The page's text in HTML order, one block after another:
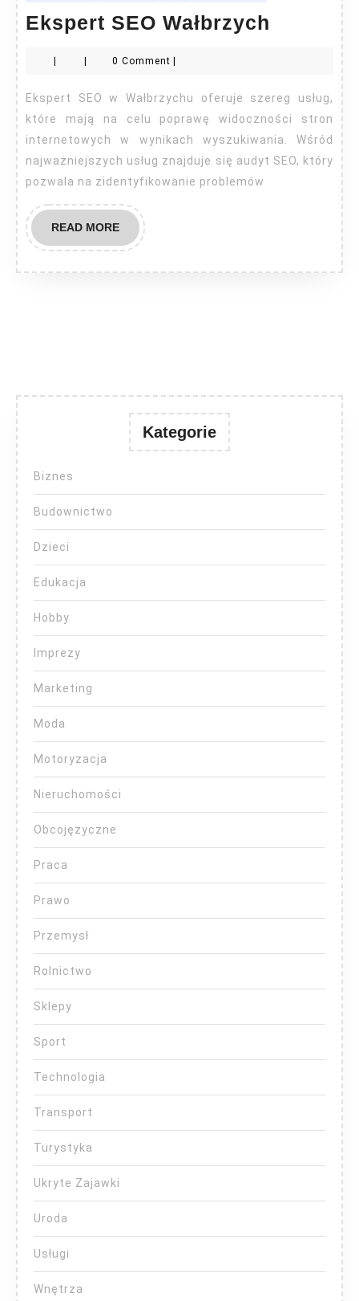
Ekspert SEO Wałbrzych Ekspert
0 Comment
Ekspert SEO w Wałbrzychu oferuje szereg usług,
które mają na celu poprawę widoczności stron
internetowych w wynikach wyszukiwania. Wśród
najważniejszych usług znajduje się audyt SEO, który
pozwala na zidentyfikowanie problemów
READ MOREREAD
MORE
Kategorie
Biznes
Budownictwo
Dzieci
Edukacja
Hobby
Imprezy
Marketing
Moda
Motoryzacja
Nieruchomości
Obcojęzyczne
Praca
Prawo
Przemysł
Rolnictwo
Sklepy
Sport
Technologia
Transport
Turystyka
Ukryte Zajawki
Uroda
Usługi
Wnętrza